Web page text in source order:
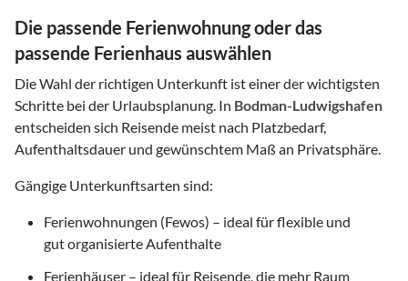
Die passende Ferienwohnung oder das
passende Ferienhaus auswählen
Die Wahl der richtigen Unterkunft ist einer der wichtigsten
Schritte bei der Urlaubsplanung. In Bodman-Ludwigshafen
entscheiden sich Reisende meist nach Platzbedarf,
Aufenthaltsdauer und gewünschtem Maß an Privatsphäre.
Gängige Unterkunftsarten sind:
Ferienwohnungen (Fewos) – ideal für flexible und
gut organisierte Aufenthalte
Ferienhäuser – ideal für Reisende, die mehr Raum